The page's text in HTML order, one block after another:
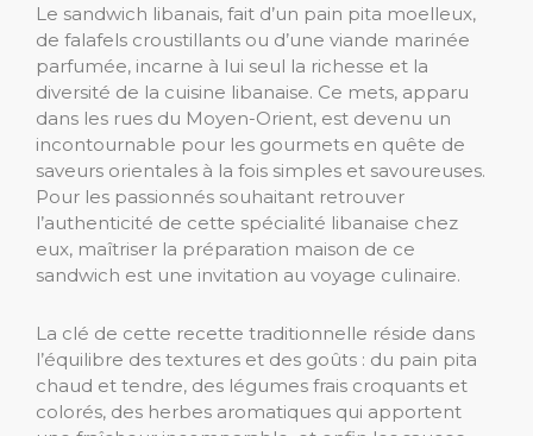
Le sandwich libanais, fait d’un pain pita moelleux,
de falafels croustillants ou d’une viande marinée
parfumée, incarne à lui seul la richesse et la
diversité de la cuisine libanaise. Ce mets, apparu
dans les rues du Moyen-Orient, est devenu un
incontournable pour les gourmets en quête de
saveurs orientales à la fois simples et savoureuses.
Pour les passionnés souhaitant retrouver
l’authenticité de cette spécialité libanaise chez
eux, maîtriser la préparation maison de ce
sandwich est une invitation au voyage culinaire.
La clé de cette recette traditionnelle réside dans
l’équilibre des textures et des goûts : du pain pita
chaud et tendre, des légumes frais croquants et
colorés, des herbes aromatiques qui apportent